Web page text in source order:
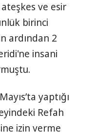
ve esir
birinci
ardından 2
insani
yaptığı
Refah
izin verme